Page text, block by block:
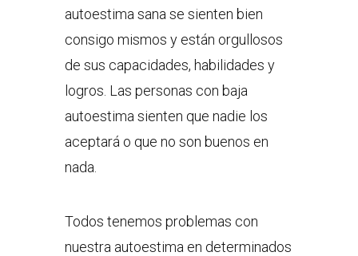
autoestima sana se sienten bien
consigo mismos y están orgullosos
de sus capacidades, habilidades y
logros. Las personas con baja
autoestima sienten que nadie los
aceptará o que no son buenos en
nada.
Todos tenemos problemas con
nuestra autoestima en determinados